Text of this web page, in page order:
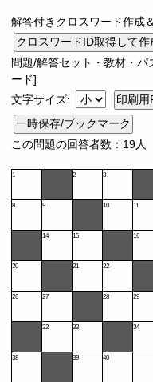
解答付きクロスワード作成
問題/解答セット・教材・
ード]
文字サイズ:
一時保存/ブックマーク
この問題の回答者数：19人
1 2 3
8 9 10 11
14 15 16
20 21 22
26 27 28 29
32 33 34
38 39 40